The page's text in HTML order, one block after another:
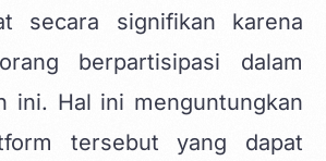
secara signifikan karena
berpartisipasi dalam
ini. Hal ini menguntungkan
tersebut yang dapat